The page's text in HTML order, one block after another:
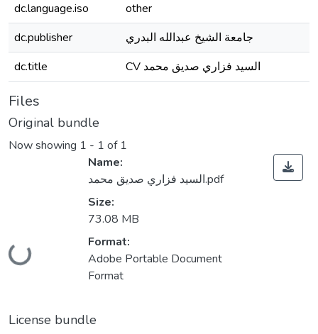
dc.language.iso
other
dc.publisher
جامعة الشيخ عبدالله البدري
dc.title
CV السيد فزاري صديق محمد
Files
Original bundle
Now showing 1 - 1 of 1
Loading...
Name:
السيد فزاري صديق محمد.pdf
Size:
73.08 MB
Format:
Adobe Portable Document
Format
License bundle